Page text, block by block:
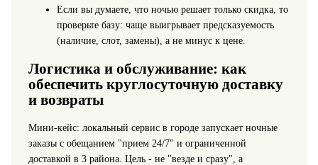
Если вы думаете, что ночью решает только скидка, то
проверьте базу: чаще выигрывает предсказуемость
(наличие, слот, замены), а не минус к цене.
Логистика и обслуживание: как
обеспечить круглосуточную доставку
и возвраты
Мини-кейс: локальный сервис в городе запускает ночные
заказы с обещанием "прием 24/7" и ограниченной
доставкой в 3 района. Цель - не "везде и сразу", а